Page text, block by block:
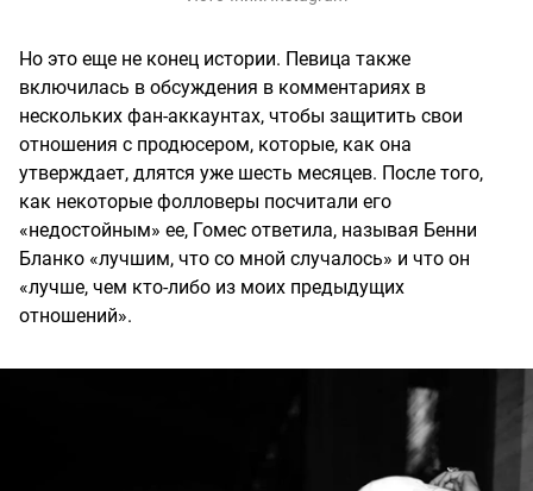
Но это еще не конец истории. Певица также
включилась в обсуждения в комментариях в
нескольких фан-аккаунтах, чтобы защитить свои
отношения с продюсером, которые, как она
утверждает, длятся уже шесть месяцев. После того,
как некоторые фолловеры посчитали его
«недостойным» ее, Гомес ответила, называя Бенни
Бланко «лучшим, что со мной случалось» и что он
«лучше, чем кто-либо из моих предыдущих
отношений».